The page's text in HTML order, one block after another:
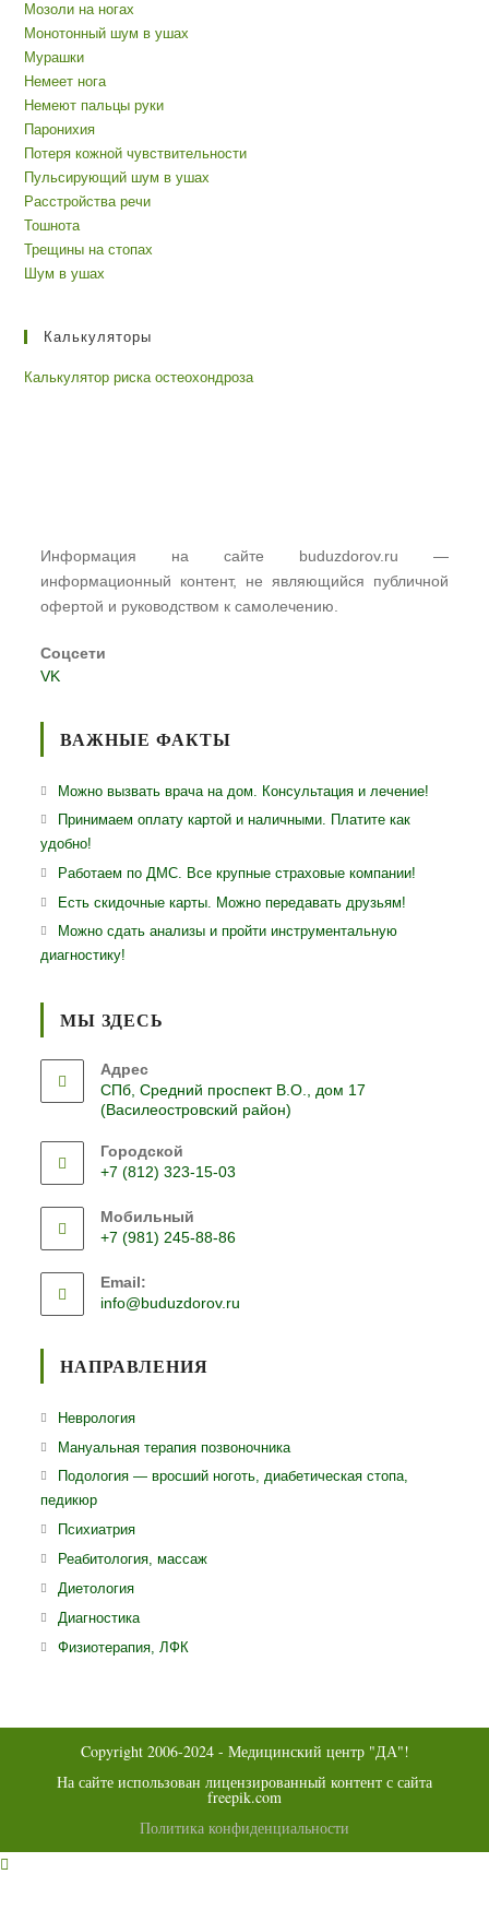
Мозоли на ногах
Монотонный шум в ушах
Мурашки
Немеет нога
Немеют пальцы руки
Паронихия
Потеря кожной чувствительности
Пульсирующий шум в ушах
Расстройства речи
Тошнота
Трещины на стопах
Шум в ушах
Калькуляторы
Калькулятор риска остеохондроза
Информация на сайте buduzdorov.ru —
информационный контент, не являющийся публичной
офертой и руководством к самолечению.
Соцсети
VK
ВАЖНЫЕ ФАКТЫ
Можно вызвать врача на дом. Консультация и лечение!
Принимаем оплату картой и наличными. Платите как
удобно!
Работаем по ДМС. Все крупные страховые компании!
Есть скидочные карты. Можно передавать друзьям!
Можно сдать анализы и пройти инструментальную
диагностику!
МЫ ЗДЕСЬ
Адрес
СПб, Средний проспект В.О., дом 17
(Василеостровский район)
Городской
+7 (812) 323-15-03
в
вашем
Мобильный
+7 (981) 245-88-86
в
вашем
Email:
info@buduzdorov.ru
НАПРАВЛЕНИЯ
НеврологияОткроется
в
Мануальная терапия позвоночникаОткроется
в
Подология — вросший ноготь, диабетическая стопа,
педикюр
ПсихиатрияОткроется
в
Реабитология, массажОткроется
ДиетологияОткроется
в
ДиагностикаОткроется
в
Физиотерапия, ЛФК
Copyright 2006-2024 - Медицинский центр "ДА"!
На сайте использован лицензированный контент с сайта
freepik.com
Политика конфиденциальности